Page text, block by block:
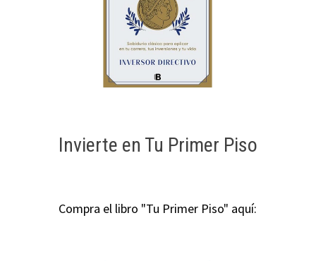
Invierte en Tu Primer Piso
Compra el libro "Tu Primer Piso" aquí: